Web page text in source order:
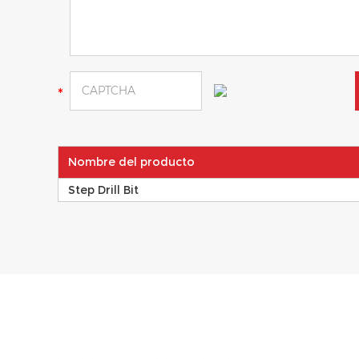
Nombre del producto
Step Drill Bit